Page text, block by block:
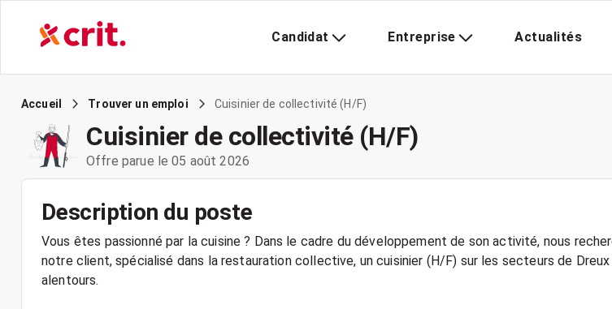
Candidat Entreprise Actualités
Accueil Trouver un emploi Cuisinier de collectivité (H/F)
Cuisinier de collectivité (H/F)
Offre parue le 05 août 2026
Description du poste
Vous êtes passionné par la cuisine ? Dans le cadre du développement de son activité, nous
notre client, spécialisé dans la restauration collective, un cuisinier (H/F) sur les secteurs de
alentours.